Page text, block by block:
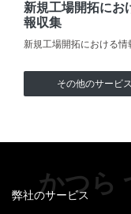
新規工場開拓にお
報収集
新規工場開拓における情
その他のサービス
かつら
弊社のサービス